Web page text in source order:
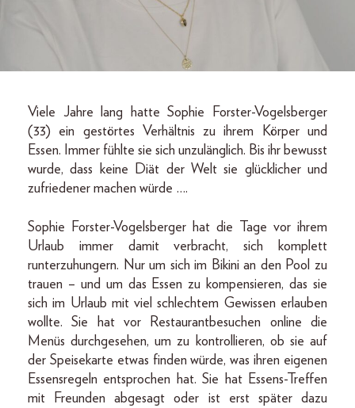
Viele Jahre lang hatte Sophie Forster-Vogelsberger
(33) ein gestörtes Verhältnis zu ihrem Körper und
Essen. Immer fühlte sie sich unzulänglich. Bis ihr bewusst
wurde, dass keine Diät der Welt sie glücklicher und
zufriedener machen würde ….
Sophie Forster-Vogelsberger hat die Tage vor ihrem
Urlaub immer damit verbracht, sich komplett
runterzuhungern. Nur um sich im Bikini an den Pool zu
trauen – und um das Essen zu kompensieren, das sie
sich im Urlaub mit viel schlechtem Gewissen erlauben
wollte. Sie hat vor Restaurantbesuchen online die
Menüs durchgesehen, um zu kontrollieren, ob sie auf
der Speisekarte etwas finden würde, was ihren eigenen
Essensregeln entsprochen hat. Sie hat Essens-Treffen
mit Freunden abgesagt oder ist erst später dazu